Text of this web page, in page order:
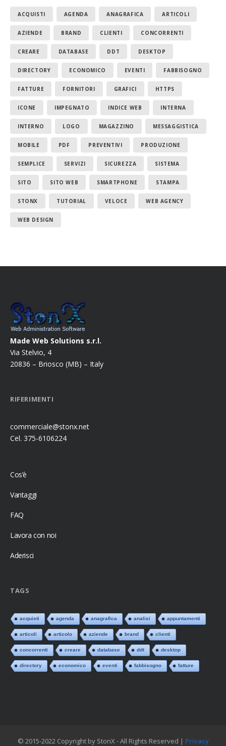
ACQUISTI AGENDA ANAGRAFICA ARTICOLI
AZIENDE BRAND CLIENTI CONCORRENTI
CREARE DATABASE DDT DESKTOP
DIRECTORY ECONOMICO EVENTI FABBISOGNO
FATTURE FORNITORI GRAFICI HTTPS
ICONE IMPEGNATO INDICE WEB INTERNA
INTERNO LOGO MAGAZZINO MESSAGGISTICA
MOBILE PDF PREVENTIVI PRODUZIONE
SEMPLICE SERVIZI SICUREZZA SISTEMA
SITO SITO WEB SMARTPHONE STAMPA
STONX TUTORIAL VELOCE WEB AGENCY
WEB DESIGN
Made Web Solutions s.r.l.
Via Stelvio, 4
20836 – Briosco (MB) – Italy
RIFERIMENTI
commerciale@stonx.net
Cel. 375-6106224
Cos’è
Vantaggi
FAQ
Lavora con noi
Aderisci
TAGS
acquisti agenda anagrafica analisi appuntamenti
articoli articolo aziende brand clienti
concorrenti creare database ddt desktop
directory economico eventi fabbisogno fatture
© 2015-2022 Copyright by StonX - All Rights Reserved | Privacy